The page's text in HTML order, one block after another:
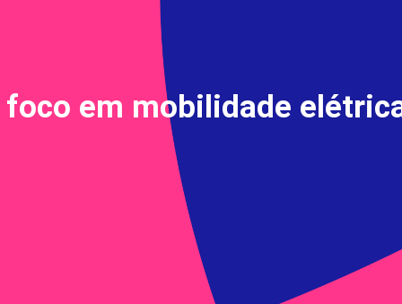
foco em mobilidade